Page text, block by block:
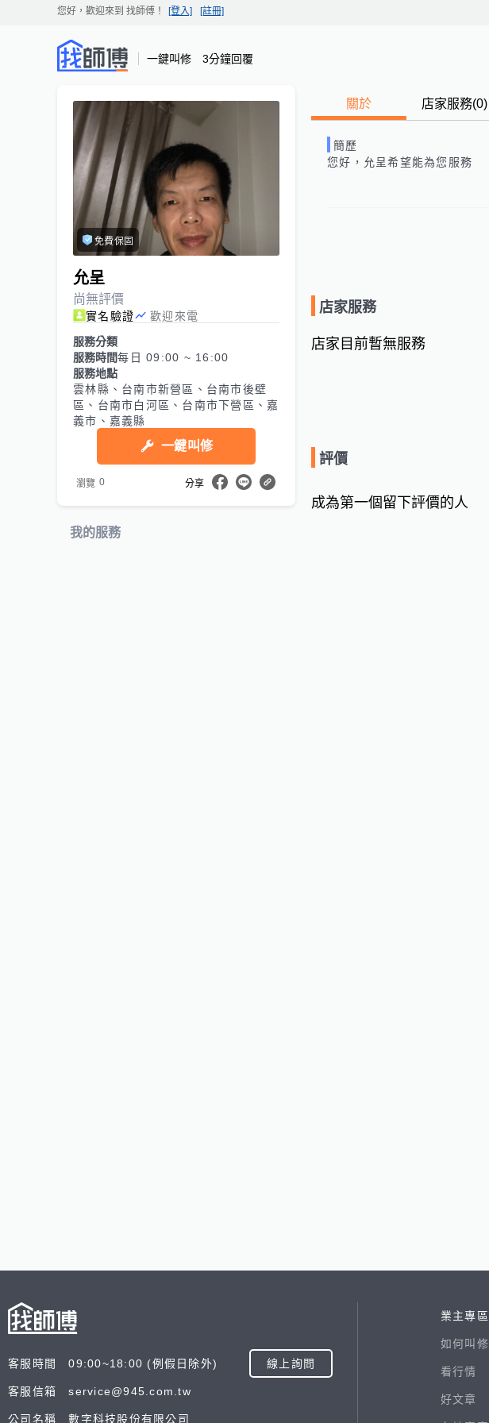
您好，歡迎來到 找師傅 ！ [登入] [註冊]
一鍵叫修 3分鐘回覆
免費保固
允呈
尚無評價
實名驗證
歡迎來電
服務分類
服務時間每日 09:00 ~ 16:00
服務地點
雲林縣、台南市新營區、台南市後壁
區、台南市白河區、台南市下營區、嘉
義市、嘉義縣
一鍵叫修
瀏覽 0 分享
我的服務
關於 店家服務(0)
簡歷
您好，允呈希望能為您服務
店家服務
店家目前暫無服務
評價
成為第一個留下評價的人
客服時間 09:00~18:00 (例假日除外) 線上詢問
客服信箱 service@945.com.tw
公司名稱 數字科技股份有限公司
業主專區
如何叫修
看行情
好文章